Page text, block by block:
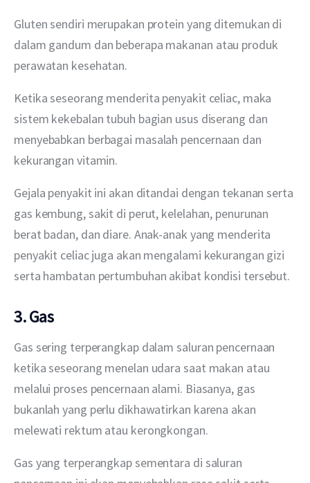
Gluten sendiri merupakan protein yang ditemukan di
dalam gandum dan beberapa makanan atau produk
perawatan kesehatan.
Ketika seseorang menderita penyakit celiac, maka
sistem kekebalan tubuh bagian usus diserang dan
menyebabkan berbagai masalah pencernaan dan
kekurangan vitamin.
Gejala penyakit ini akan ditandai dengan tekanan serta
gas kembung, sakit di perut, kelelahan, penurunan
berat badan, dan diare. Anak-anak yang menderita
penyakit celiac juga akan mengalami kekurangan gizi
serta hambatan pertumbuhan akibat kondisi tersebut.
3. Gas
Gas sering terperangkap dalam saluran pencernaan
ketika seseorang menelan udara saat makan atau
melalui proses pencernaan alami. Biasanya, gas
bukanlah yang perlu dikhawatirkan karena akan
melewati rektum atau kerongkongan.
Gas yang terperangkap sementara di saluran